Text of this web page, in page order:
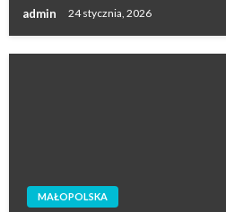
admin 24 stycznia, 2026
MAŁOPOLSKA